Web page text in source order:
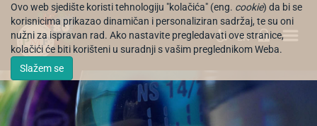
Ovo web sjedište koristi tehnologiju "kolačića" (eng. cookie) da bi se
korisnicima prikazao dinamičan i personaliziran sadržaj, te su oni
nužni za ispravan rad. Ako nastavite pregledavati ove stranice,
kolačići će biti korišteni u suradnji s vašim preglednikom Weba.
Slažem se
EN